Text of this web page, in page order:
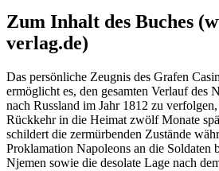
Zum Inhalt des Buches
verlag.de)
Das persönliche Zeugnis des Grafen
ermöglicht es, den gesamten Verlauf des
nach Russland im Jahr 1812 zu
Rückkehr in die Heimat zwölf Monate
schildert die zermürbenden Zustände
Proklamation Napoleons an die Soldaten
Njemen sowie die desolate Lage nach